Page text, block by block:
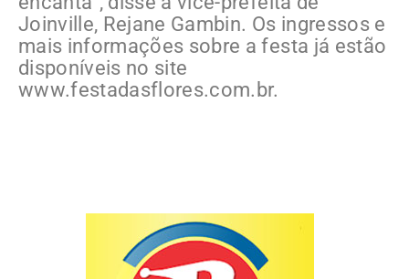
Joinville, Rejane Gambin. Os ingressos e
mais informações sobre a festa já estão
disponíveis no site
www.festadasflores.com.br.